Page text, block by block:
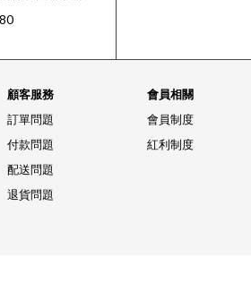
顧客服務
訂單問題
付款問題
配送問題
退貨問題
會員相關
會員制度
紅利制度